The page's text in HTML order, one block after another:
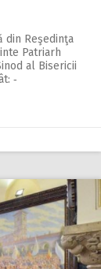
din Reşedinţa
Patriarh
al Bisericii
‑